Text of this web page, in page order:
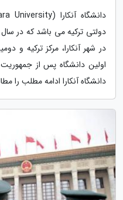
در شهر آنکارا، مرکز ترکیه و
اولین دانشگاه پس از
دانشگاه آنکارا ادامه مطلب را